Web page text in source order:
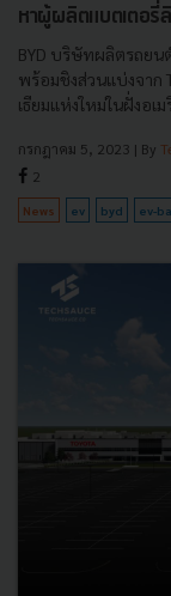
หาผู้ผลิตแบตเตอรี่ลิ
BYD บริษัทผลิตรถยน
พร้อมชิงส่วนแบ่งจาก
เธียมแห่งใหม่ในฝั่งอเม
กรกฎาคม 5, 2023 | By
2
News ev byd ev-